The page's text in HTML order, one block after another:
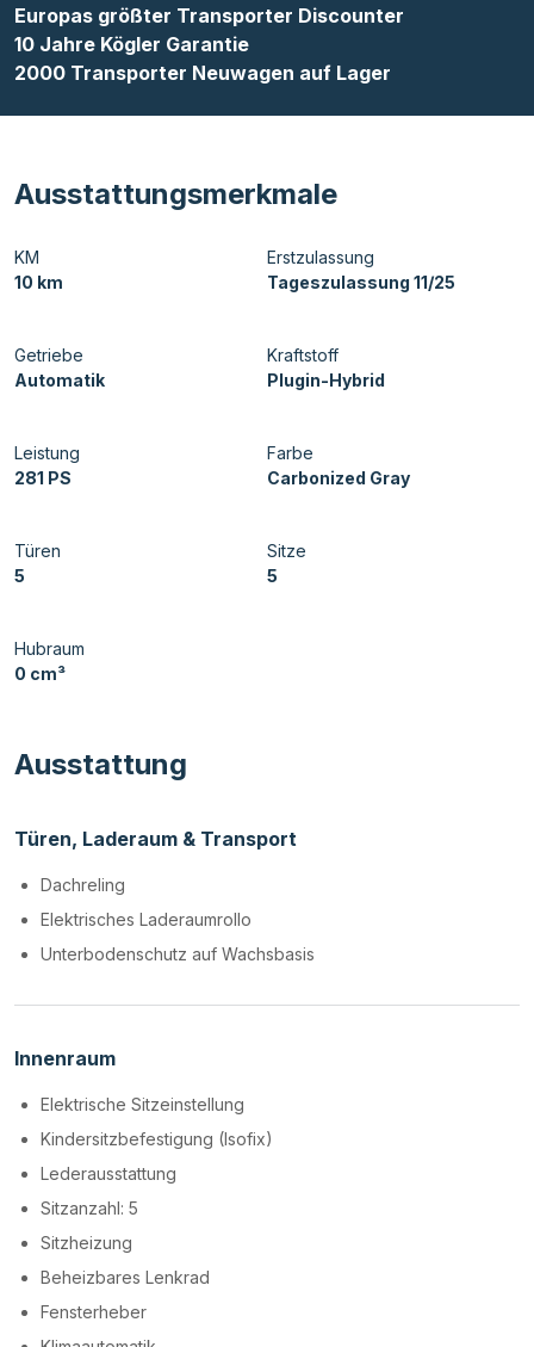
Europas größter Transporter Discounter
10 Jahre Kögler Garantie
2000 Transporter Neuwagen auf Lager
Ausstattungsmerkmale
KM
10 km
Erstzulassung
Tageszulassung 11/25
Getriebe
Automatik
Kraftstoff
Plugin-Hybrid
Leistung
281 PS
Farbe
Carbonized Gray
Türen
5
Sitze
5
Hubraum
0 cm³
Ausstattung
Türen, Laderaum & Transport
Dachreling
Elektrisches Laderaumrollo
Unterbodenschutz auf Wachsbasis
Innenraum
Elektrische Sitzeinstellung
Kindersitzbefestigung (Isofix)
Lederausstattung
Sitzanzahl: 5
Sitzheizung
Beheizbares Lenkrad
Fensterheber